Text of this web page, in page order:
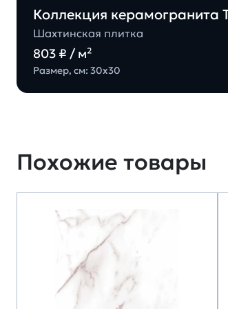
Коллекция
Шахтинская плитка
803 ₽ / м²
Размер, см: 30х30
Похожие товары